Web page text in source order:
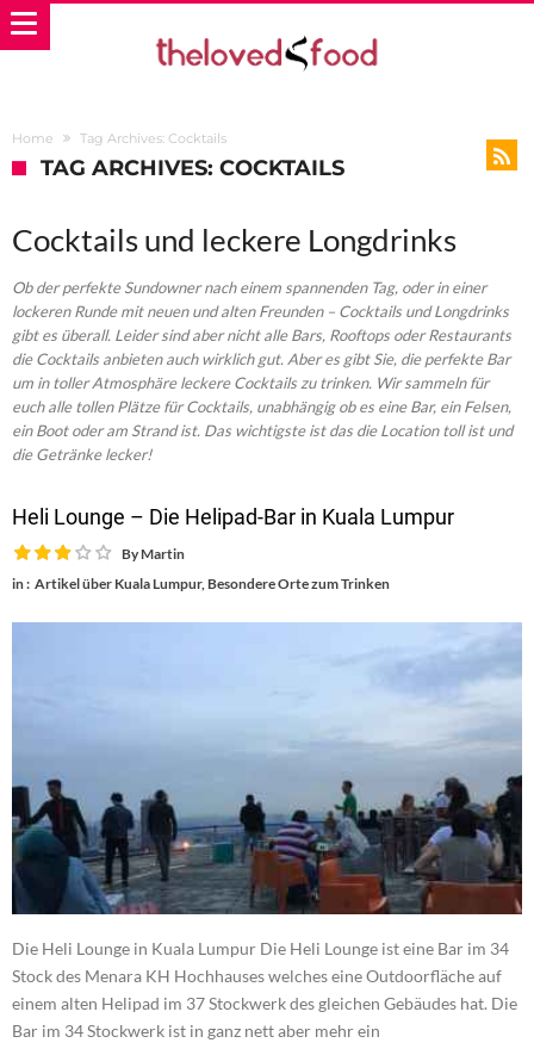
Home Tag Archives: Cocktails
TAG ARCHIVES: COCKTAILS
Cocktails und leckere Longdrinks
Ob der perfekte Sundowner nach einem spannenden Tag, oder in einer
lockeren Runde mit neuen und alten Freunden – Cocktails und Longdrinks
gibt es überall. Leider sind aber nicht alle Bars, Rooftops oder Restaurants
die Cocktails anbieten auch wirklich gut. Aber es gibt Sie, die perfekte Bar
um in toller Atmosphäre leckere Cocktails zu trinken. Wir sammeln für
euch alle tollen Plätze für Cocktails, unabhängig ob es eine Bar, ein Felsen,
ein Boot oder am Strand ist. Das wichtigste ist das die Location toll ist und
die Getränke lecker!
Heli Lounge – Die Helipad-Bar in Kuala Lumpur
ByMartin
in : Artikel über Kuala Lumpur,Besondere Orte zum Trinken
Die Heli Lounge in Kuala Lumpur Die Heli Lounge ist eine Bar im 34
Stock des Menara KH Hochhauses welches eine Outdoorfläche auf
einem alten Helipad im 37 Stockwerk des gleichen Gebäudes hat. Die
Bar im 34 Stockwerk ist in ganz nett aber mehr ein